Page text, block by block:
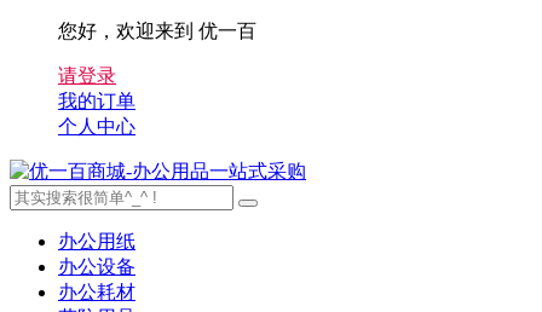
您好，欢迎来到 优一百
请登录
我的订单
个人中心
办公用纸
办公设备
办公耗材